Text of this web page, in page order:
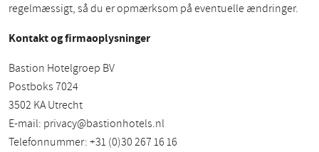
regelmæssigt, så du er opmærksom på eventuelle ændringer.
Kontakt og firmaoplysninger
Bastion Hotelgroep BV
Postboks 7024
3502 KA Utrecht
E-mail: privacy@bastionhotels.nl
Telefonnummer: +31 (0)30 267 16 16